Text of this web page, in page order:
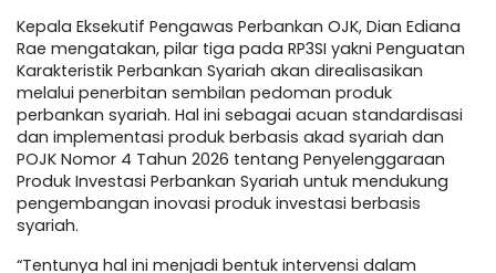
Kepala Eksekutif Pengawas Perbankan OJK, Dian Ediana
Rae mengatakan, pilar tiga pada RP3SI yakni Penguatan
Karakteristik Perbankan Syariah akan direalisasikan
melalui penerbitan sembilan pedoman produk
perbankan syariah. Hal ini sebagai acuan standardisasi
dan implementasi produk berbasis akad syariah dan
POJK Nomor 4 Tahun 2026 tentang Penyelenggaraan
Produk Investasi Perbankan Syariah untuk mendukung
pengembangan inovasi produk investasi berbasis
syariah.
“Tentunya hal ini menjadi bentuk intervensi dalam